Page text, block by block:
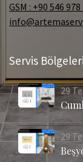
GSM : +90 546
Servis Bölgeleri
29
29